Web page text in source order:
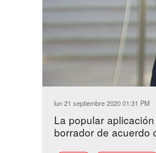
lun 21 septiembre 2020 01:31 PM
La popular
borrador de acuerdo